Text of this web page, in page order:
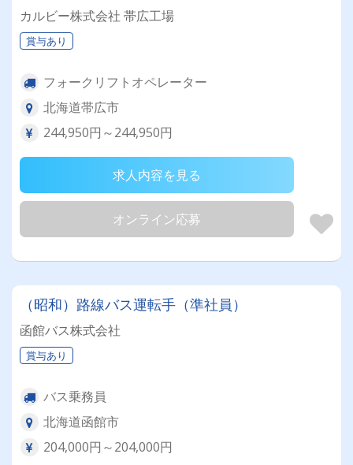
カルビー株式会社 帯広工場
賞与あり
フォークリフトオペレーター
北海道帯広市
244,950円～244,950円
求人内容を見る
オンライン応募
（昭和）路線バス運転手（準社員）
函館バス株式会社
賞与あり
バス乗務員
北海道函館市
204,000円～204,000円